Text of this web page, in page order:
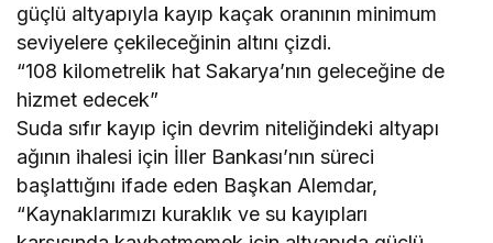
güçlü altyapıyla kayıp kaçak oranının minimum
seviyelere çekileceğinin altını çizdi.
“108 kilometrelik hat Sakarya’nın geleceğine de
hizmet edecek”
Suda sıfır kayıp için devrim niteliğindeki altyapı
ağının ihalesi için İller Bankası’nın süreci
başlattığını ifade eden Başkan Alemdar,
“Kaynaklarımızı kuraklık ve su kayıpları